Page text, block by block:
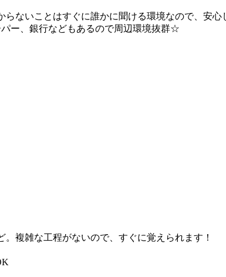
ないことはすぐに誰かに聞ける環境なので、安心
ー、銀行などもあるので周辺環境抜群☆
複雑な工程がないので、すぐに覚えられます！